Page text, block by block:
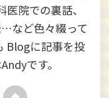
院での裏話、
など色々綴って
Blogに記事を投
です。